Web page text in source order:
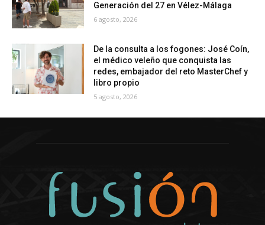
Generación del 27 en Vélez-Málaga
6 agosto, 2026
De la consulta a los fogones: José Coín,
el médico veleño que conquista las
redes, embajador del reto MasterChef y
libro propio
5 agosto, 2026